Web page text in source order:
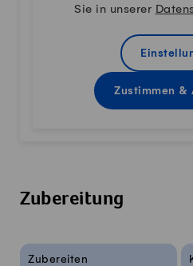
Sie in unserer
Zustimmen &
Zubereitung
Rezeptinfos
Zubereiten